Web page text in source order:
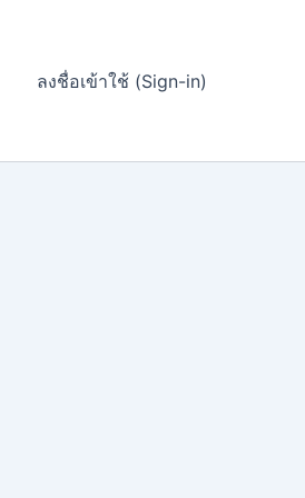
ลงชื่อเข้าใช้ (Sign-in)